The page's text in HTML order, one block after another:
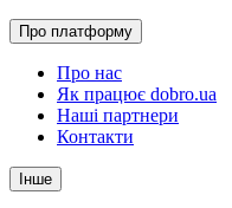
Про платформу
Про нас
Як працює dobro.ua
Наші партнери
Контакти
Інше